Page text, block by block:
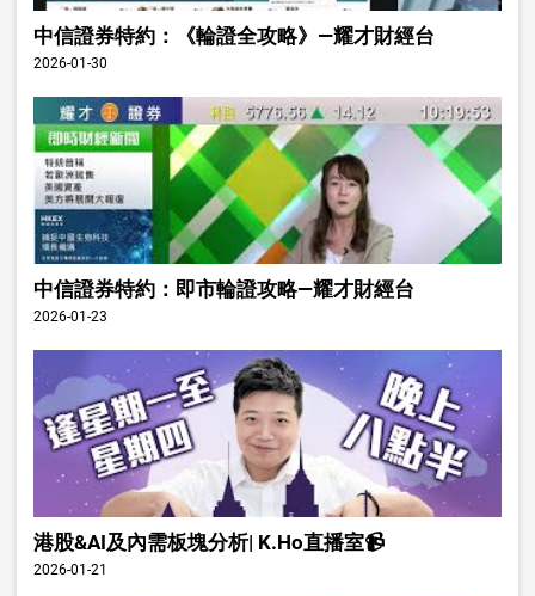
中信證券特約：《輪證全攻略》—耀才財經台
2026-01-30
中信證券特約：即市輪證攻略—耀才財經台
2026-01-23
港股&AI及內需板塊分析| K.Ho直播室📹
2026-01-21